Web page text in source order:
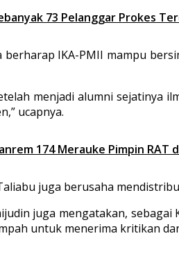
73 Pelanggar Prokes
IKA-PMII mampu
menjadi alumni sejatinya
ucapnya.
174 Merauke Pimpin
juga berusaha
juga mengatakan,
untuk menerima kritikan